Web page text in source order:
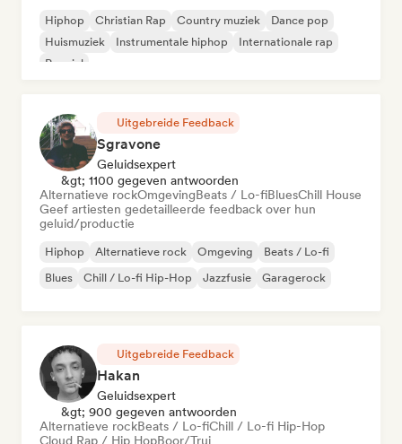
Hiphop Christian Rap Country muziek
Dance pop
Huismuziek
Instrumentale hiphop
Internationale rap
Popziel
Uitgebreide Feedback
Sgravone
Geluidsexpert
&gt; 1100 gegeven antwoorden
Alternatieve rockOmgevingBeats / Lo-fiBluesChill House
Geef artiesten gedetailleerde feedback over hun
geluid/productie
Hiphop Alternatieve rock Omgeving
Beats / Lo-fi
Blues
Chill / Lo-fi Hip-Hop Jazzfusie Garagerock
Uitgebreide Feedback
Hakan
Geluidsexpert
&gt; 900 gegeven antwoorden
Alternatieve rockBeats / Lo-fiChill / Lo-fi Hip-Hop
Cloud Rap / Hip HopBoor/Trui